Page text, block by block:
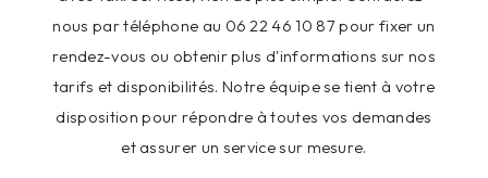
nous par téléphone au 06 22 46 10 87 pour fixer un
rendez-vous ou obtenir plus d'informations sur nos
tarifs et disponibilités. Notre équipe se tient à votre
disposition pour répondre à toutes vos demandes
et assurer un service sur mesure.